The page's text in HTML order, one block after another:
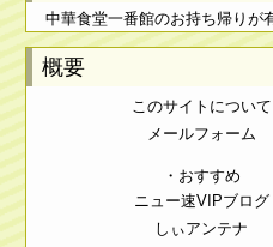
中華食堂一番館のお持ち帰りが
概要
このサイトについて
メールフォーム
・おすすめ
ニュー速VIPブログ
しぃアンテナ